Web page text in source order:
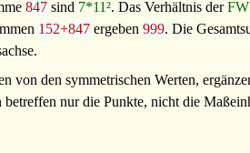
847sind 7*11². Das Verhältnis derFW
152+847ergeben 999. Die
von den symmetrischen Werten,
nur die Punkte, nicht die